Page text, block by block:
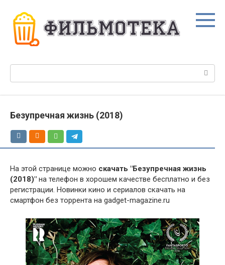
контенту
Безупречная жизнь (2018)
На этой странице можно скачать "Безупречная жизнь
(2018)" на телефон в хорошем качестве бесплатно и без
регистрации. Новинки кино и сериалов скачать на
смартфон без торрента на gadget-magazine.ru